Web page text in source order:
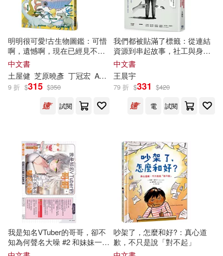
王唯一(5) 美國迪士尼公司(5)
蘇小爪（主編）(5)
（美）菲茨杰拉德(5)
（英）KATERINA MESTHENEOU
（編）(5)
美國世界圖書出版公司(4)
肖維玲(4)
（德）朱奎(4)
明天出版社(13)
大連出版社(10)
春風文藝出版社(10)
譯林出版社(10)
中國人口出版社(8)
九州出版社(8)
湖北少年兒童出版社(8)
其他 (可複選)
現在可購買商品(103)
價格
明明很可愛!古生物圖鑑：可惜
啊，遺憾啊，現在已經見不到
了!走入史前時代一
的先祖們~
中文書
土屋健 芝原曉彥 丁冠宏 ACTOW
9 折 $315 $350
試閱
我們都被貼滿了標籤：從連結
資源到串起故事，社工與身心
障礙者不為人知的生命經驗
中文書
王晨宇
79 折 $331 $420
電
試閱
我是知名VTuber的哥哥，卻不
知為何聲名大噪 #2 和妹妹一起
接了工商 (首刷附錄版)
吵架了，怎麼和好?：真心道
歉，不只是說「對不起」